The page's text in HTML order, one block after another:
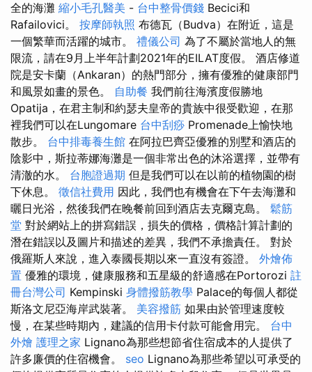
全的海灘 縮小毛孔醫美 - 台中整骨價錢 Becici和
Rafailovici。 按摩師執照 布德瓦（Budva）在附近，這是
一個繁華而活躍的城市。 禮儀公司 為了不屬於當地人的無
限流，請在9月上半年計劃2021年的EILAT度假。 酒店修道
院是安卡蘭（Ankaran）的熱門部分，擁有優雅的健康部門
和風景如畫的景色。 自助餐 我們前往海濱度假勝地
Opatija，在君主制和約瑟夫皇帝的貴族中很受歡迎，在那
裡我們可以在Lungomare 台中刮痧 Promenade上愉快地
散步。 台中排毒養生館 在阿拉巴齊亞優雅的別墅和酒店的
陰影中，斯拉蒂娜海灘是一個非常出色的沐浴選擇，並帶有
清澈的水。 台胞證過期 但是我們可以在以前的植物園的樹
下休息。 徵信社費用 因此，我們也有機會在下午去海灘和
曬日光浴，然後我們在晚餐前回到酒店去克爾克島。 鬆筋
堂 對於網站上的拼寫錯誤，損失的價格，價格計算計劃的
潛在錯誤以及圖片和描述的差異，我們不承擔責任。 對於
俄羅斯人來說，進入泰國長期以來一直沒有簽證。 外燴佈
置 優雅的環境，健康服務和五星級的舒適感在Portorozi 註
冊台灣公司 Kempinski 身體撥筋教學 Palace的每個人都從
斯洛文尼亞海岸武裝著。 美容撥筋 如果由於管理速度較
慢，在某些時期內，建議的信用卡付款可能會用完。 台中
外燴 護理之家 Lignano為那些想節省住宿成本的人提供了
許多廉價的住宿機會。 seo Lignano為那些希望以可承受的